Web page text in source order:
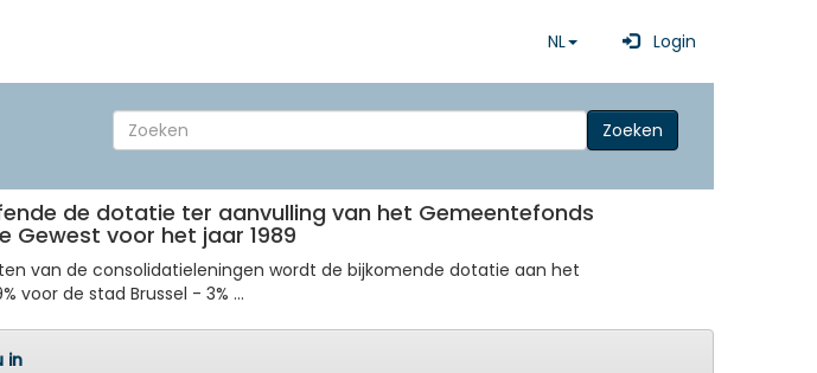
NL Login
Zoeken
de dotatie ter aanvulling van het Gemeentefonds
Gewest voor het jaar 1989
van de consolidatieleningen wordt de bijkomende dotatie aan het
voor de stad Brussel - 3% ...
in